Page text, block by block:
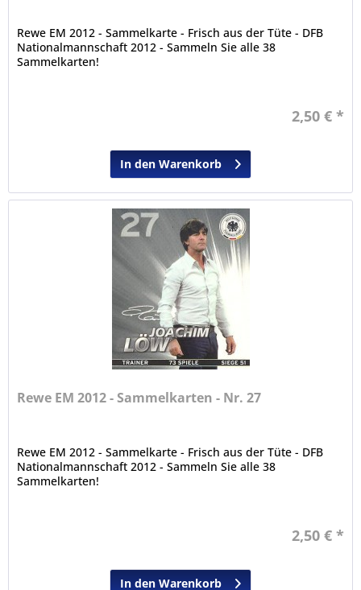
Rewe EM 2012 - Sammelkarte - Frisch aus der Tüte - DFB
Nationalmannschaft 2012 - Sammeln Sie alle 38
Sammelkarten!
2,50 € *
In den Warenkorb
Rewe EM 2012 - Sammelkarten - Nr. 27
Rewe EM 2012 - Sammelkarte - Frisch aus der Tüte - DFB
Nationalmannschaft 2012 - Sammeln Sie alle 38
Sammelkarten!
2,50 € *
In den Warenkorb